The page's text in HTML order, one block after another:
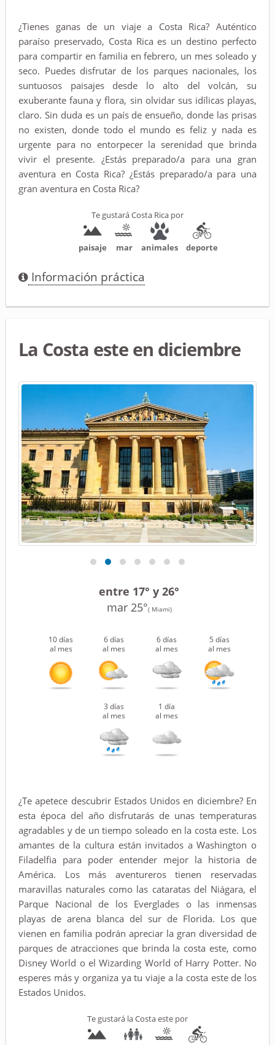
¿Tienes ganas de un viaje a Costa Rica? Auténtico
paraíso preservado, Costa Rica es un destino perfecto
para compartir en familia en febrero, un mes soleado y
seco. Puedes disfrutar de los parques nacionales, los
suntuosos paisajes desde lo alto del volcán, su
exuberante fauna y flora, sin olvidar sus idílicas playas,
claro. Sin duda es un país de ensueño, donde las prisas
no existen, donde todo el mundo es feliz y nada es
urgente para no entorpecer la serenidad que brinda
vivir el presente. ¿Estás preparado/a para una gran
aventura en Costa Rica? ¿Estás preparado/a para una
gran aventura en Costa Rica?
Te gustará Costa Rica por
paisaje mar animales deporte
Información práctica
La Costa este en diciembre
entre 17° y 26°
mar 25°( Miami)
10 días
al mes
6 días
al mes
6 días
al mes
5 días
al mes
3 días
al mes
1 día
al mes
¿Te apetece descubrir Estados Unidos en diciembre? En
esta época del año disfrutarás de unas temperaturas
agradables y de un tiempo soleado en la costa este. Los
amantes de la cultura están invitados a Washington o
Filadelfia para poder entender mejor la historia de
América. Los más aventureros tienen reservadas
maravillas naturales como las cataratas del Niágara, el
Parque Nacional de los Everglades o las inmensas
playas de arena blanca del sur de Florida. Los que
vienen en familia podrán apreciar la gran diversidad de
parques de atracciones que brinda la costa este, como
Disney World o el Wizarding World of Harry Potter. No
esperes más y organiza ya tu viaje a la costa este de los
Estados Unidos.
Te gustará la Costa este por